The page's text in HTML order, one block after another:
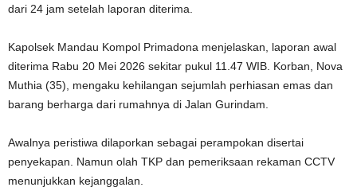
dari 24 jam setelah laporan diterima.
Kapolsek Mandau Kompol Primadona menjelaskan, laporan awal
diterima Rabu 20 Mei 2026 sekitar pukul 11.47 WIB. Korban, Nova
Muthia (35), mengaku kehilangan sejumlah perhiasan emas dan
barang berharga dari rumahnya di Jalan Gurindam.
Awalnya peristiwa dilaporkan sebagai perampokan disertai
penyekapan. Namun olah TKP dan pemeriksaan rekaman CCTV
menunjukkan kejanggalan.